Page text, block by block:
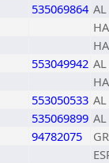
535069864 AL
HA
HA
553049942 AL
HA
553050533 AL
535069899 AL
94782075
GR